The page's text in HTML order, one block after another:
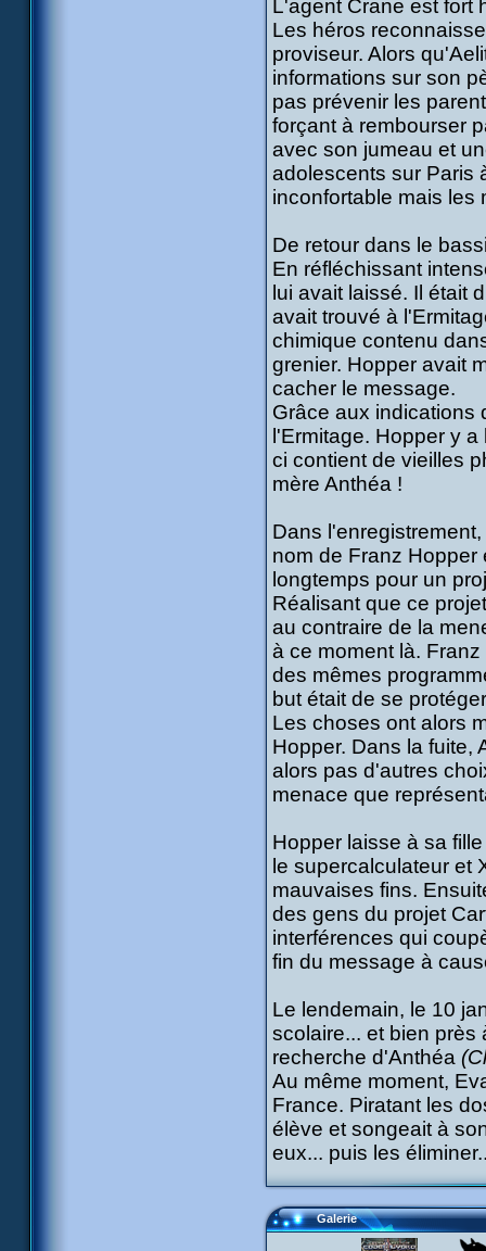
L'agent Crane est fort
Les héros
proviseur. Alors
informations sur son
pas prévenir les
forçant à rembourser
avec son jumeau et
adolescents sur Paris
inconfortable mais les
De retour dans le
En réfléchissant
lui avait laissé. Il était
avait trouvé à
chimique contenu
grenier. Hopper avait
cacher le message.
Grâce aux indications
l'Ermitage. Hopper y
ci contient de vieilles
mère Anthéa !
Dans
nom de Franz Hopper
longtemps pour un
Réalisant que ce
au contraire de la
à ce moment là.
des mêmes
but était de se
Les choses ont alors
Hopper. Dans la fuite,
alors pas d'autres
menace que
Hopper laisse à sa
le supercalculateur et
mauvaises fins.
des gens du projet
interférences qui
fin du message à
Le lendemain, le 10
scolaire... et bien près
recherche d'Anthéa
Au même moment,
France. Piratant les
élève et songeait à
eux... puis les
Galerie